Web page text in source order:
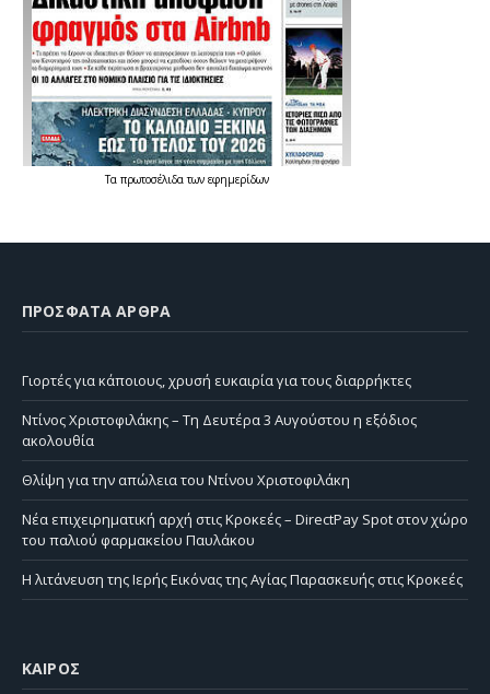
Τα πρωτοσέλιδατων εφημερίδων
ΠΡΌΣΦΑΤΑ ΆΡΘΡΑ
Γιορτές για κάποιους, χρυσή ευκαιρία για τους διαρρήκτες
Ντίνος Χριστοφιλάκης – Τη Δευτέρα 3 Αυγούστου η εξόδιος
ακολουθία
Θλίψη για την απώλεια του Ντίνου Χριστοφιλάκη
Νέα επιχειρηματική αρχή στις Κροκεές – DirectPay Spot στον χώρο
του παλιού φαρμακείου Παυλάκου
Η λιτάνευση της Ιερής Εικόνας της Αγίας Παρασκευής στις Κροκεές
ΚΑΙΡΌΣ